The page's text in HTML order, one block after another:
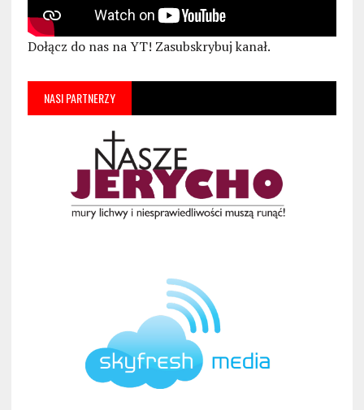
Dołącz do nas na YT! Zasubskrybuj kanał.
NASI PARTNERZY